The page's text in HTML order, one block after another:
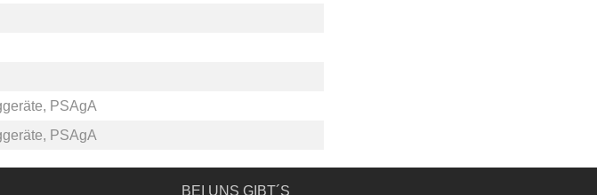
PSAgA
PSAgA
BEI UNS GIBT´S